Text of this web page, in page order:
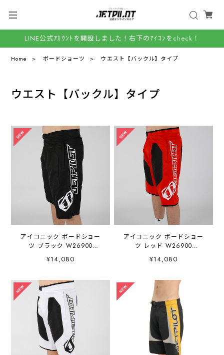
LINE公式ｱｶｳﾝﾄを開設しました！右下のｱｲｺﾝをcheck！
Home ボードショーツ ウエスト【バックル】タイプ
ウエスト【バックル】タイプ
アイコニック ボードショー
ツ ブラック W26900
ト
¥14,080
アイコニック ボードショー
ツ レッド W26900
ト
¥14,080